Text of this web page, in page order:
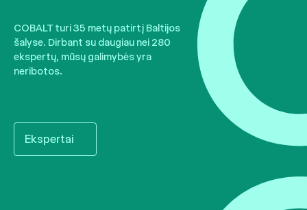
COBALT turi 35 metų patirtį Baltijos
šalyse. Dirbant su daugiau nei 280
ekspertų, mūsų galimybės yra
neribotos.
Ekspertai